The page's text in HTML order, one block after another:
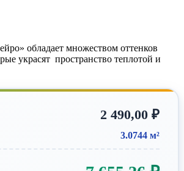
обладает множеством оттенков
украсят пространство теплотой и
2 490,00 ₽
3.0744 м²